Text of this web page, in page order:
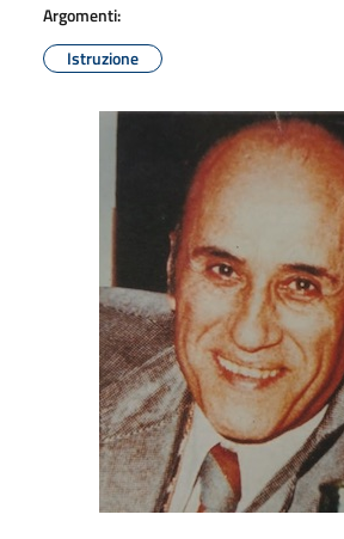
Argomenti:
Istruzione